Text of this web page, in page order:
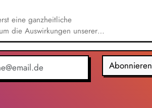
eine ganzheitliche
die Auswirkungen unserer
zu minimieren. Risiken und
Auswirkungen,
und leitest
Du definierst klare Ziele,
Zusammenarbeit mit den
Abonnieren